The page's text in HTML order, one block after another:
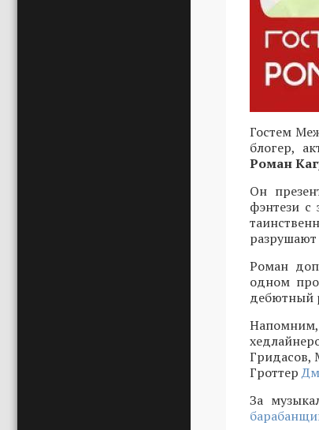
Гостем
блогер,
Роман
Он
фэнтези с
Роман
одном
дебютный
Гридасов,
Гроттер
За